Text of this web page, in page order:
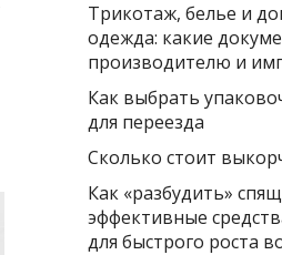
Трикотаж, белье и
одежда: какие
производителю и
Как выбрать
для переезда
Сколько стоит
Как «разбудить»
эффективные
для быстрого роста